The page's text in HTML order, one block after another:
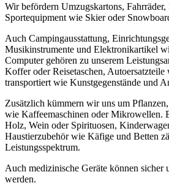
Wir befördern Umzugskartons, Fahrräder,
Sportequipment wie Skier oder
Auch Campingausstattung,
Musikinstrumente und Elektronikartikel
Computer gehören zu unserem
Koffer oder Reisetaschen, Autoersatzteile
transportiert wie Kunstgegenstände und
Zusätzlich kümmern wir uns um
wie Kaffeemaschinen oder Mikrowellen.
Holz, Wein oder Spirituosen,
Haustierzubehör wie Käfige und Betten
Leistungsspektrum.
Auch medizinische Geräte können sicher
werden.